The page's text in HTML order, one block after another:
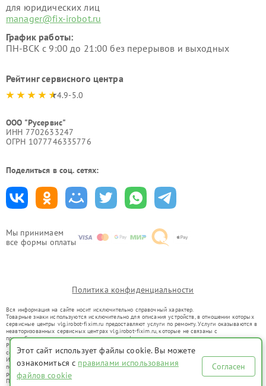
Мы принимаем
все формы оплаты
для юридических лиц
manager@fix-irobot.ru
График работы:
ПН-ВСК с 9:00 до 21:00 без перерывов и выходных
Рейтинг сервисного центра
4.9-5.0
ООО "Русервис"
ИНН 7702633247
ОГРН 1077746335776
Поделиться в соц. сетях:
Политика конфиденциальности
Вся информация на сайте носит исключительно справочный характер.
Товарные знаки используются исключительно для описания устройств, в отношении которых
сервисные центры vlg.irobot-fixim.ru предоставляют услуги по ремонту. Услуги оказываются в
неавторизованных сервисных центрах vlg.irobot-fixim.ru, которые не связаны с
правообладателями товарных знаков или их официальными представителями.
Ремонт осуществляется для устройств, уже введенных в гражданский оборот в соответствии
со статьей 1487 ГК РФ.
Использование товарных знаков не преследует цели индивидуализации услуг или введения
потребителей в заблуждение, а служит для информирования о предоставляемых услугах по
ремонту техники указанных брендов.
Представленная на сайте информация не является публичной офертой, определяемой
Этот сайт использует файлы cookie. Вы можете
ознакомиться с правилами использования
файлов cookie
Согласен